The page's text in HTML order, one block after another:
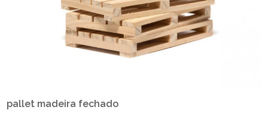
pallet madeira fechado